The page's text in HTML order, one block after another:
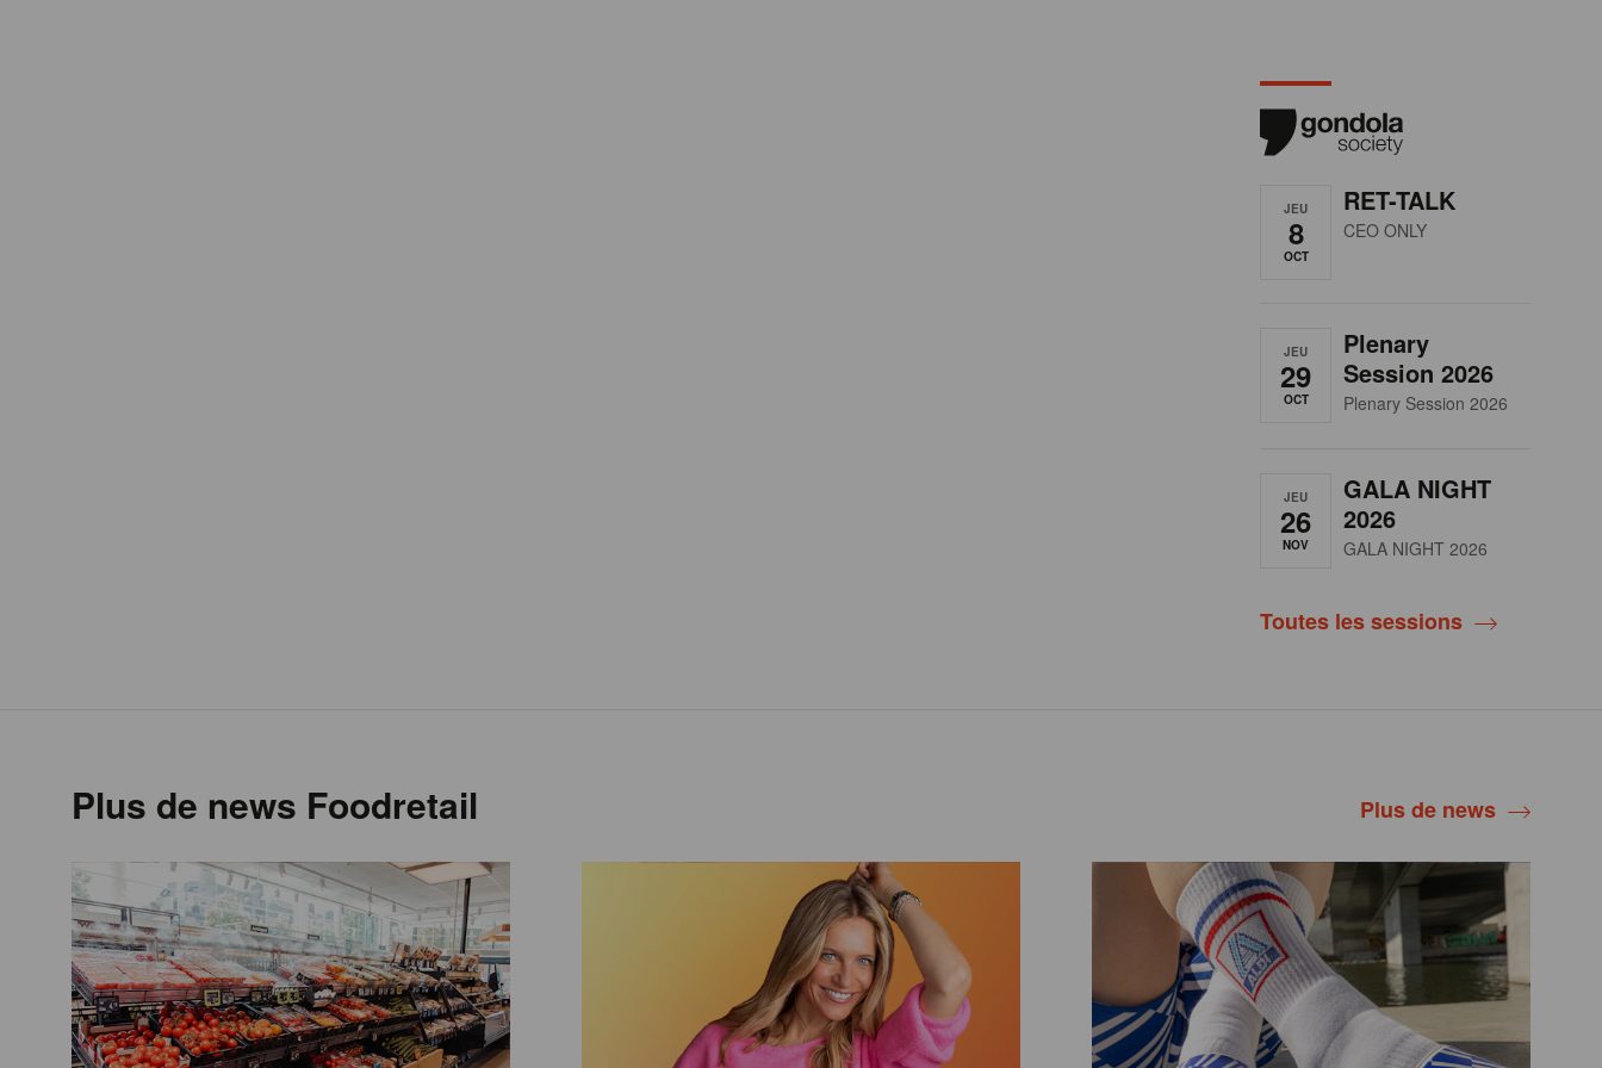
JEU
8
OCT
RET-TALK
CEO ONLY
JEU
29
OCT
Plenary
Session 2026
Plenary Session 2026
JEU
26
NOV
GALA NIGHT
2026
GALA NIGHT 2026
Toutes les sessions
Plus de news Foodretail Plus de news